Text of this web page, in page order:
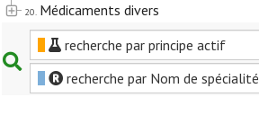
20. Médicaments divers
recherche par principe actif
recherche par Nom de spécialité